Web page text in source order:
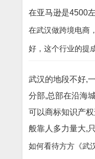
在亚马逊是4500左
在武汉做跨境电商
好，这个行业的提
武汉的地段不好,
分部,总部在沿海
可以商标知识产
般靠人多力量大,只
如何看待方方《武